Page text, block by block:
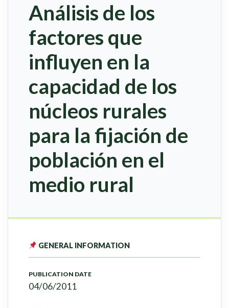
Análisis de los
factores que
influyen en la
capacidad de los
núcleos rurales
para la fijación de
población en el
medio rural
GENERAL INFORMATION
PUBLICATION DATE
04/06/2011